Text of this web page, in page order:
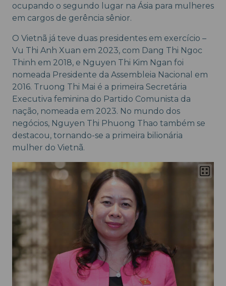
ocupando o segundo lugar na Ásia para mulheres
em cargos de gerência sênior.
O Vietnã já teve duas presidentes em exercício –
Vu Thi Anh Xuan em 2023, com Dang Thi Ngoc
Thinh em 2018, e Nguyen Thi Kim Ngan foi
nomeada Presidente da Assembleia Nacional em
2016. Truong Thi Mai é a primeira Secretária
Executiva feminina do Partido Comunista da
nação, nomeada em 2023. No mundo dos
negócios, Nguyen Thi Phuong Thao também se
destacou, tornando-se a primeira bilionária
mulher do Vietnã.